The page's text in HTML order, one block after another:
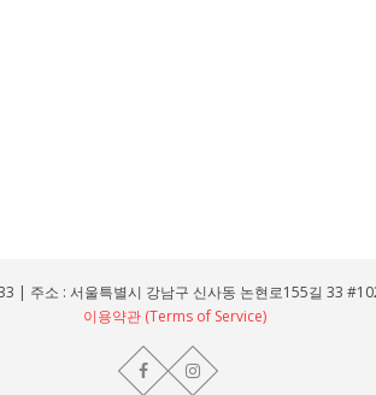
| 주소 : 서울특별시 강남구 신사동 논현로155길 33
이용약관 (Terms of Service)